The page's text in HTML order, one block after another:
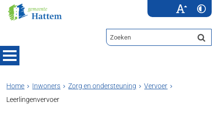
Home Inwoners Zorg en ondersteuning
Vervoer
Leerlingenvervoer